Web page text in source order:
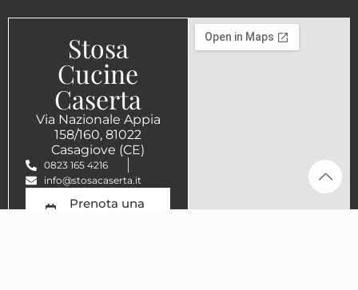
Stosa
Cucine
Caserta
Via Nazionale Appia
158/160, 81022
Casagiove (CE)
0823 165 4216
info@stosacaserta.it
Prenota una